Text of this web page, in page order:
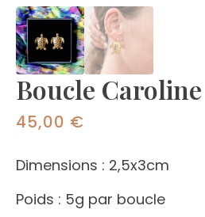
Boucle Caroline
45,00 €
Dimensions : 2,5x3cm
Poids : 5g par boucle